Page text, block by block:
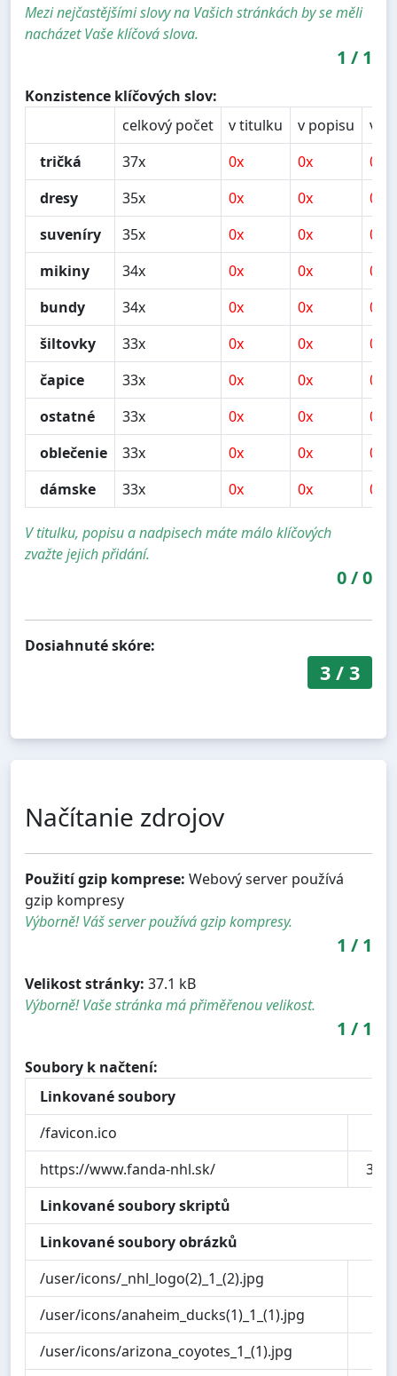
Mezi nejčastějšími slovy na Vašich stránkách by se měli
nacházet Vaše klíčová slova.
1 / 1
Konzistence klíčových slov:
celkový počet
v titulku v popisu
v
tričká
37x 0x 0x
0x
dresy
35x 0x 0x
0x
suveníry
35x 0x 0x
0x
mikiny
34x 0x 0x
0x
bundy
34x 0x 0x
0x
šiltovky
33x 0x 0x
0x
čapice
33x 0x 0x
0x
ostatné
33x 0x 0x
0x
oblečenie
33x 0x 0x
0x
dámske
33x 0x 0x 0x
V titulku, popisu a nadpisech máte málo klíčových
zvažte jejich přidání.
0/0
Dosiahnuté skóre:
3/ 3
Načítanie zdrojov
Použití gzip komprese: Webový server používá
gzip kompresy
Výborně! Váš server používá gzip kompresy.
1 / 1
Velikost stránky: 37.1 kB
Výborně! Vaše stránka má přiměřenou velikost.
1 / 1
Soubory k načtení:
Linkované soubory
/favicon.ico
https://www.fanda-nhl.sk/
36.8
Linkované soubory skriptů
Linkované soubory obrázků
/user/icons/_nhl_logo(2)_1_(2).jpg
/user/icons/anaheim_ducks(1)_1_(1).jpg
/user/icons/arizona_coyotes_1_(1).jpg